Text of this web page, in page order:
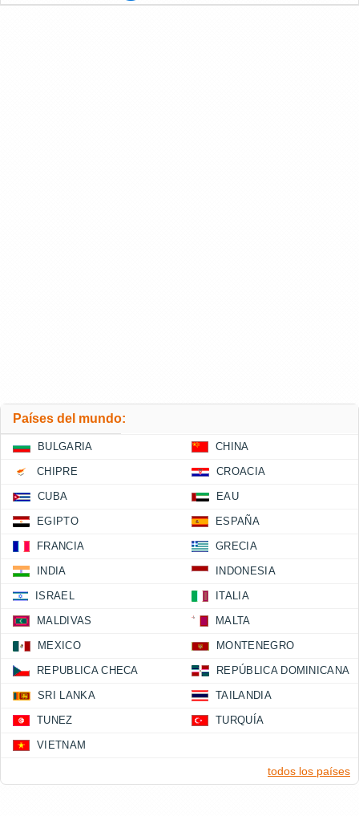
Países del mundo:
BULGARIA CHINA
CHIPRE CROACIA
CUBA EAU
EGIPTO ESPAÑA
FRANCIA GRECIA
INDIA INDONESIA
ISRAEL ITALIA
MALDIVAS MALTA
MEXICO MONTENEGRO
REPUBLICA CHECA REPÚBLICA DOMINICANA
SRI LANKA TAILANDIA
TUNEZ TURQUÍA
VIETNAM
todos los países